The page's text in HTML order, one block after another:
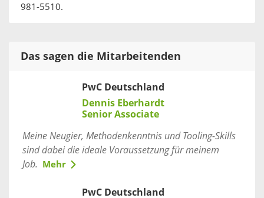
981-5510.
Das sagen die Mitarbeitenden
PwC Deutschland
Dennis Eberhardt
Senior Associate
Meine Neugier, Methodenkenntnis und Tooling-Skills
sind dabei die ideale Voraussetzung für meinem
Job. Mehr
PwC Deutschland